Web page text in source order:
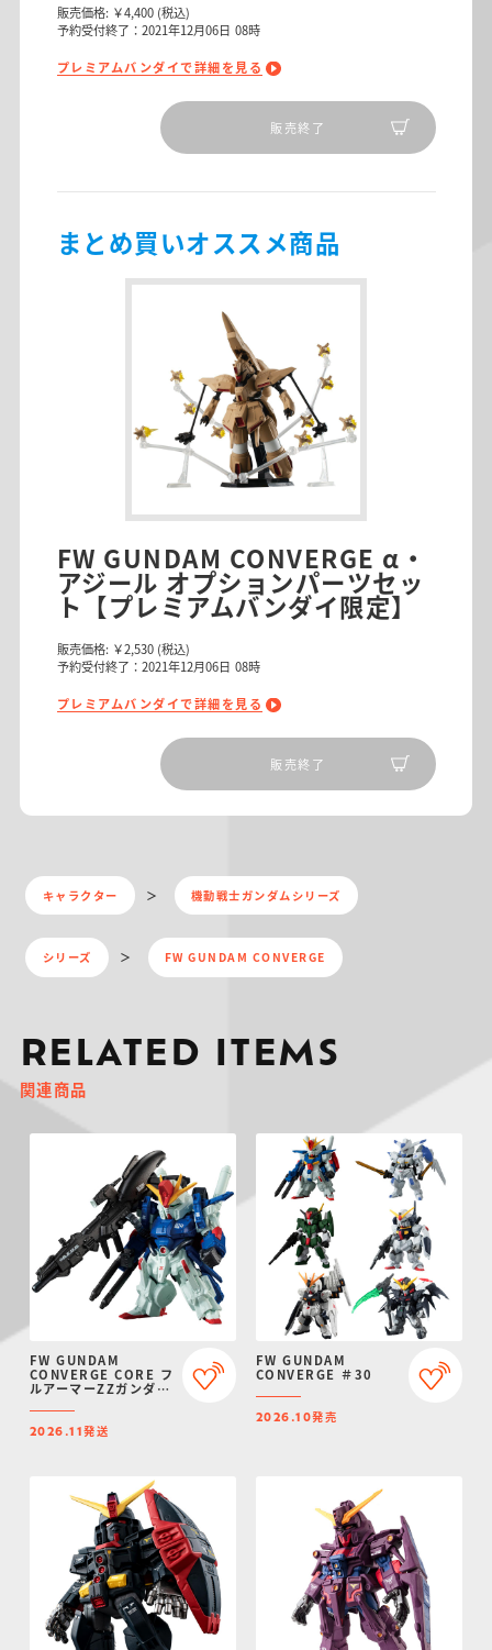
販売価格: ￥4,400 (税込)
予約受付終了：2021年12月06日 08時
プレミアムバンダイで詳細を見る
販売終了
まとめ買いオススメ商品
FW GUNDAM CONVERGE α・
アジール オプションパーツセッ
ト【プレミアムバンダイ限定】
販売価格: ￥2,530 (税込)
予約受付終了：2021年12月06日 08時
プレミアムバンダイで詳細を見る
販売終了
キャラクター 機動戦士ガンダムシリーズ
シリーズ FW GUNDAM CONVERGE
RELATED ITEMS
関連商品
FW GUNDAM
CONVERGE CORE フ
ルアーマーZZガンダム
限定】
2026.11発送
FW GUNDAM
CONVERGE ＃30
2026.10発売